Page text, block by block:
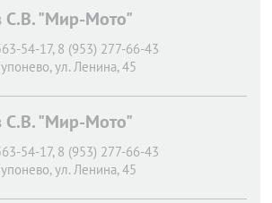
С.В. "Мир-Мото"
54-17, 8 (953) 277-66-43
ул. Ленина, 45
С.В. "Мир-Мото"
54-17, 8 (953) 277-66-43
ул. Ленина, 45